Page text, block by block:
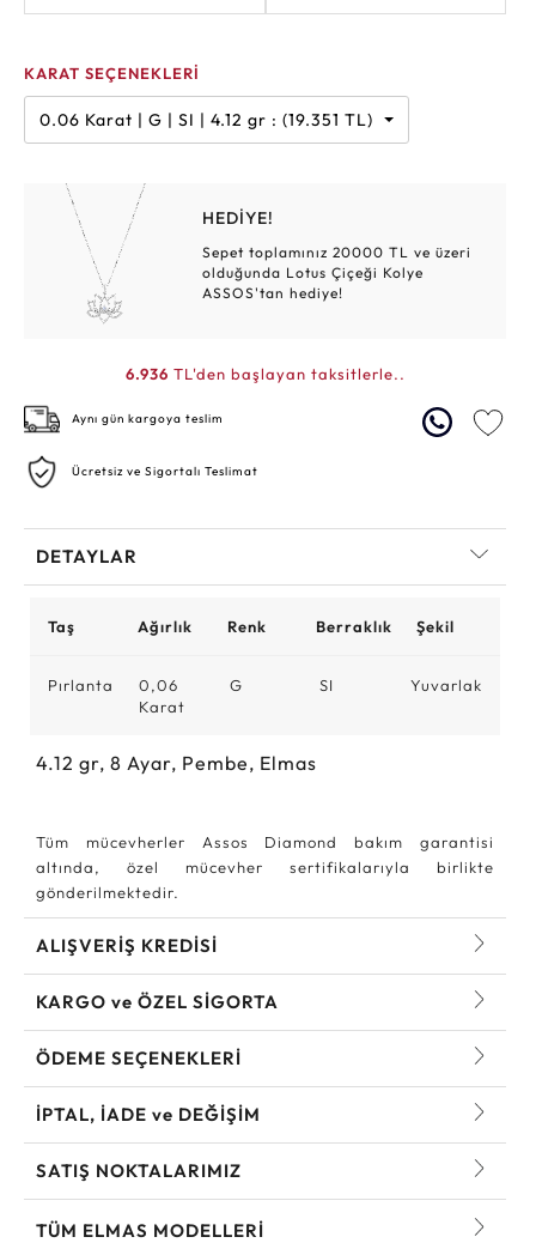
KARAT SEÇENEKLERİ
0.06 Karat | G | SI | 4.12 gr : (19.351 TL)
HEDİYE!
Sepet toplamınız 20000 TL ve üzeri
olduğunda Lotus Çiçeği Kolye
ASSOS'tan hediye!
6.936 TL'den başlayan taksitlerle..
Aynı gün kargoya teslim
Ücretsiz ve Sigortalı Teslimat
DETAYLAR
Taş Ağırlık Renk Berraklık Şekil
Pırlanta
0,06
Karat
G SI Yuvarlak
4.12 gr, 8 Ayar, Pembe, Elmas
Tüm mücevherler Assos Diamond bakım garantisi
altında, özel mücevher sertifikalarıyla birlikte
gönderilmektedir.
ALIŞVERİŞ KREDİSİ
KARGO ve ÖZEL SİGORTA
ÖDEME SEÇENEKLERİ
İPTAL, İADE ve DEĞİŞİM
SATIŞ NOKTALARIMIZ
TÜM ELMAS MODELLERI